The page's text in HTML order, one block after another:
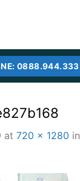
0888.944.333
at 720 × 1280 in